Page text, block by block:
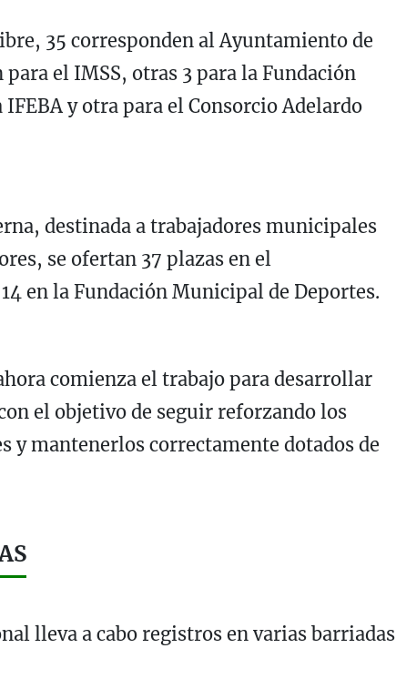
35 corresponden al Ayuntamiento de
el IMSS, otras 3 para la Fundación
y otra para el Consorcio Adelardo
destinada a trabajadores municipales
se ofertan 37 plazas en el
en la Fundación Municipal de Deportes.
comienza el trabajo para desarrollar
el objetivo de seguir reforzando los
y mantenerlos correctamente dotados de
lleva a cabo registros en varias barriadas